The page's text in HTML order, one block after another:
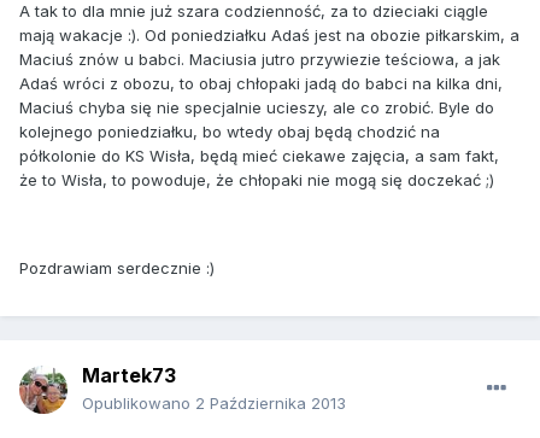
A tak to dla mnie już szara codzienność, za to dzieciaki ciągle
mają wakacje :). Od poniedziałku Adaś jest na obozie piłkarskim, a
Maciuś znów u babci. Maciusia jutro przywiezie teściowa, a jak
Adaś wróci z obozu, to obaj chłopaki jadą do babci na kilka dni,
Maciuś chyba się nie specjalnie ucieszy, ale co zrobić. Byle do
kolejnego poniedziałku, bo wtedy obaj będą chodzić na
półkolonie do KS Wisła, będą mieć ciekawe zajęcia, a sam fakt,
że to Wisła, to powoduje, że chłopaki nie mogą się doczekać ;)
Pozdrawiam serdecznie :)
Martek73
Opublikowano 2 Października 2013